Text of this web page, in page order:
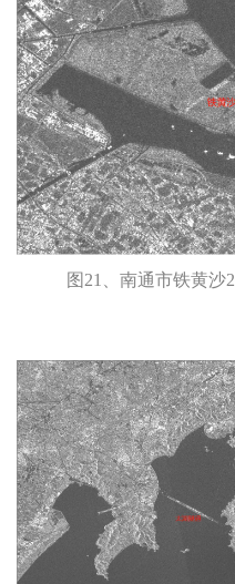
图21、南通市铁黄沙